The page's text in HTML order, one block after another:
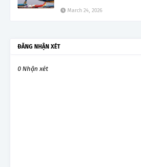
March 24, 2026
ĐĂNG NHẬN XÉT
0 Nhận xét